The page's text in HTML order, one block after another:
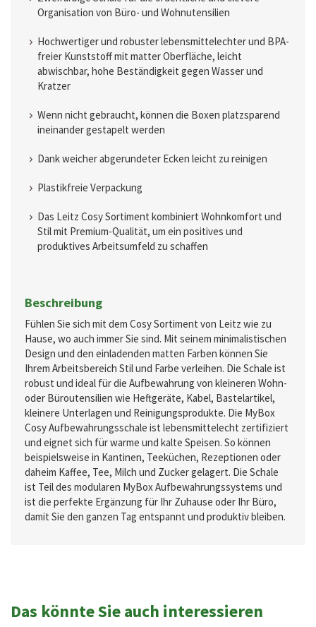
Organisation von Büro- und Wohnutensilien
Hochwertiger und robuster lebensmittelechter und BPA-
freier Kunststoff mit matter Oberfläche, leicht
abwischbar, hohe Beständigkeit gegen Wasser und
Kratzer
Wenn nicht gebraucht, können die Boxen platzsparend
ineinander gestapelt werden
Dank weicher abgerundeter Ecken leicht zu reinigen
Plastikfreie Verpackung
Das Leitz Cosy Sortiment kombiniert Wohnkomfort und
Stil mit Premium-Qualität, um ein positives und
produktives Arbeitsumfeld zu schaffen
Beschreibung
Fühlen Sie sich mit dem Cosy Sortiment von Leitz wie zu
Hause, wo auch immer Sie sind. Mit seinem minimalistischen
Design und den einladenden matten Farben können Sie
Ihrem Arbeitsbereich Stil und Farbe verleihen. Die Schale ist
robust und ideal für die Aufbewahrung von kleineren Wohn-
oder Büroutensilien wie Heftgeräte, Kabel, Bastelartikel,
kleinere Unterlagen und Reinigungsprodukte. Die MyBox
Cosy Aufbewahrungsschale ist lebensmittelecht zertifiziert
und eignet sich für warme und kalte Speisen. So können
beispielsweise in Kantinen, Teeküchen, Rezeptionen oder
daheim Kaffee, Tee, Milch und Zucker gelagert. Die Schale
ist Teil des modularen MyBox Aufbewahrungssystems und
ist die perfekte Ergänzung für Ihr Zuhause oder Ihr Büro,
damit Sie den ganzen Tag entspannt und produktiv bleiben.
Das könnte Sie auch interessieren